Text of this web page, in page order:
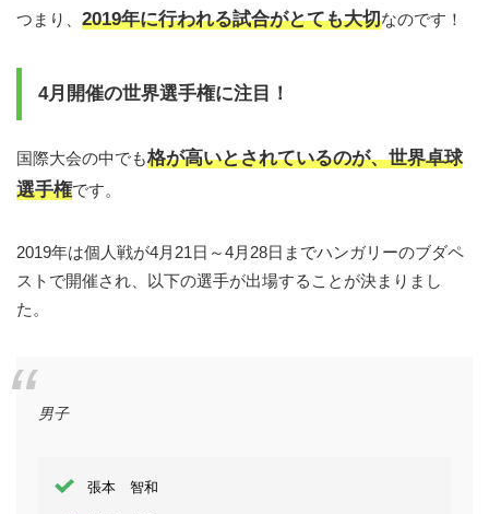
つまり、 2019年に行われる試合がとても大切なのです！
4月開催の世界選手権に注目！
国際大会の中でも格が高いとされているのが、世界卓球
選手権です。
2019年は個人戦が4月21日～4月28日までハンガリーのブダペ
ストで開催され、以下の選手が出場することが決まりまし
た。
男子
張本 智和